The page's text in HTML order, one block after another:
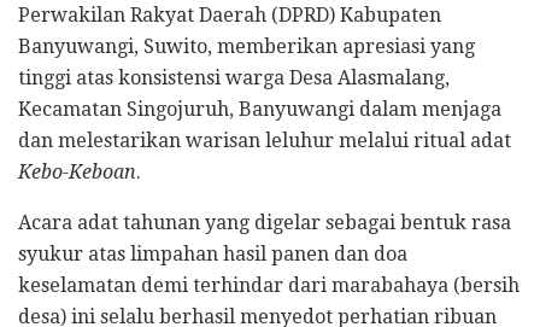
Perwakilan Rakyat Daerah (DPRD) Kabupaten
Banyuwangi, Suwito, memberikan apresiasi yang
tinggi atas konsistensi warga Desa Alasmalang,
Kecamatan Singojuruh, Banyuwangi dalam menjaga
dan melestarikan warisan leluhur melalui ritual adat
Kebo-Keboan.
​Acara adat tahunan yang digelar sebagai bentuk rasa
syukur atas limpahan hasil panen dan doa
keselamatan demi terhindar dari marabahaya (bersih
desa) ini selalu berhasil menyedot perhatian ribuan